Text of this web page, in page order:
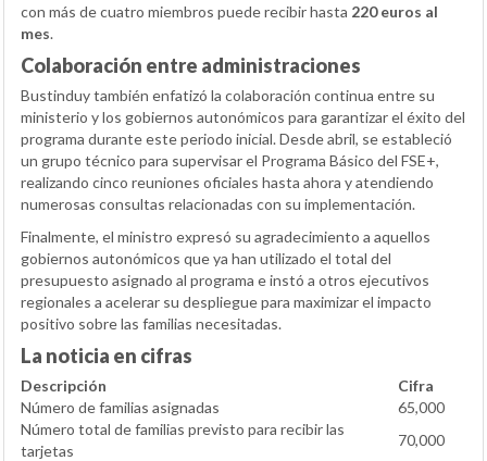
con más de cuatro miembros puede recibir hasta 220 euros al
mes.
Colaboración entre administraciones
Bustinduy también enfatizó la colaboración continua entre su
ministerio y los gobiernos autonómicos para garantizar el éxito del
programa durante este periodo inicial. Desde abril, se estableció
un grupo técnico para supervisar el Programa Básico del FSE+,
realizando cinco reuniones oficiales hasta ahora y atendiendo
numerosas consultas relacionadas con su implementación.
Finalmente, el ministro expresó su agradecimiento a aquellos
gobiernos autonómicos que ya han utilizado el total del
presupuesto asignado al programa e instó a otros ejecutivos
regionales a acelerar su despliegue para maximizar el impacto
positivo sobre las familias necesitadas.
La noticia en cifras
Descripción
Cifra
Número de familias asignadas
65,000
Número total de familias previsto para recibir las
tarjetas
70,000